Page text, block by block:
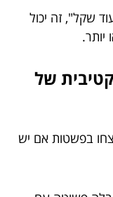
שקל", זה יכול
יותר.
של
בפשטות אם יש